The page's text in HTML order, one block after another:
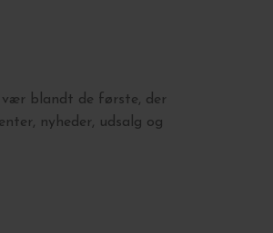
vær blandt de første, der
nyheder, udsalg og